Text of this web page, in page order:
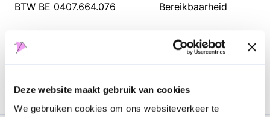
Deze website maakt gebruik van cookies
We gebruiken cookies om ons websiteverkeer te
BTW BE 0407.664.076
Bereikbaarheid
VOLG ONS OP SOCIALE MEDIA